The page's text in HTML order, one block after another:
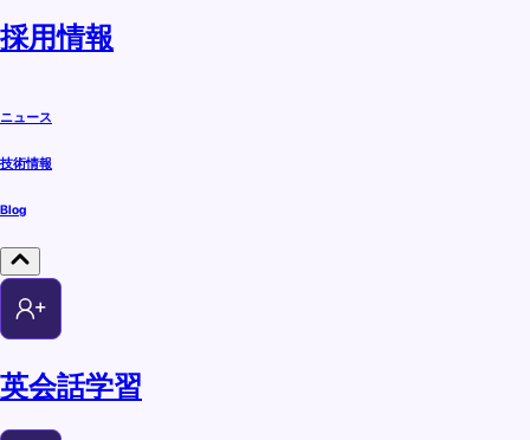
採用情報
ニュース
技術情報
Blog
英会話学習